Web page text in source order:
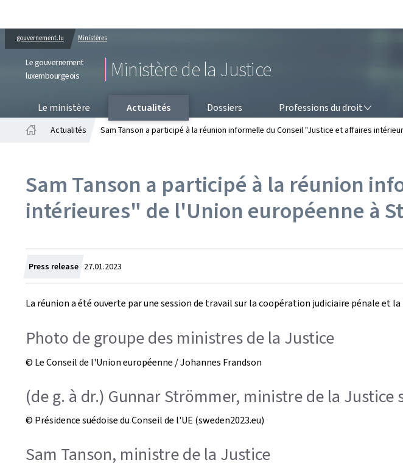
gouvernement.lu Ministères
Le gouvernement
luxembourgeois
Ministère de la Justice
Le ministère Actualités Dossiers Professions du droit
Actualités Sam Tanson a participé à la réunion informelle du Conseil "Justice et affaires
Sam Tanson a participé à la réunion
intérieures" de l'Union européenne à
Press release Crée
le
27.01.2023
La réunion a été ouverte par une session de travail sur la coopération judiciaire pénale et
Photo de groupe des ministres de la Justice
© Le Conseil de l'Union européenne / Johannes Frandson
(de g. à dr.) Gunnar Strömmer, ministre de la
© Présidence suédoise du Conseil de l'UE (sweden2023.eu)
Sam Tanson, ministre de la Justice